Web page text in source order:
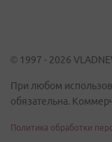
© 1997 - 2026
При любом
обязательна.
Политика обработки